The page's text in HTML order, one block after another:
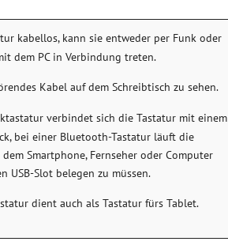
kabellos, kann sie entweder per Funk oder
dem PC in Verbindung treten.
Kabel auf dem Schreibtisch zu sehen.
verbindet sich die Tastatur mit einem
bei einer Bluetooth-Tastatur läuft die
Smartphone, Fernseher oder Computer
USB-Slot belegen zu müssen.
dient auch als Tastatur fürs Tablet.